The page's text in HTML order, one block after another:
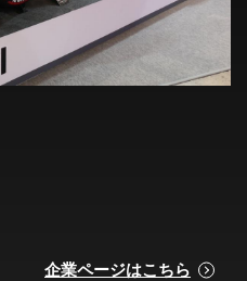
企業ページはこちら